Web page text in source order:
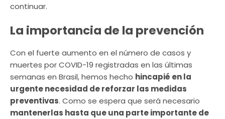
continuar.
La importancia de la prevención
Con el fuerte aumento en el número de casos y
muertes por COVID-19 registradas en las últimas
semanas en Brasil, hemos hecho hincapié en la
urgente necesidad de reforzar las medidas
preventivas. Como se espera que será necesario
mantenerlas hasta que una parte importante de